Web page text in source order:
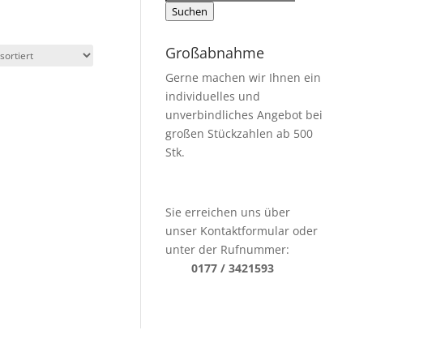
nach:
Suchen
Großabnahme
Gerne machen wir Ihnen ein
individuelles und
unverbindliches Angebot bei
großen Stückzahlen ab 500
Stk.
Sie erreichen uns über
unser Kontaktformular oder
unter der Rufnummer:
0177 / 3421593